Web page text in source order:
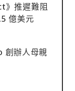
》推遲難阻
億美元
創辦人母親